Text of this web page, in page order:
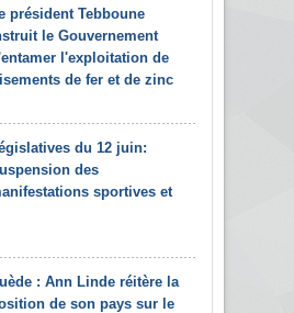
président Tebboune
le Gouvernement
l'exploitation de
de fer et de zinc
du 12 juin:
des
sportives et
: Ann Linde réitère la
de son pays sur le